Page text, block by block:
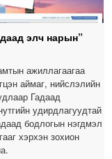
элч нарын”
ажиллагаагаа
аймаг, нийслэлийн
Гадаад
удирдлагуудтай
бодлогын нэгдмэл
хэрхэн зохион